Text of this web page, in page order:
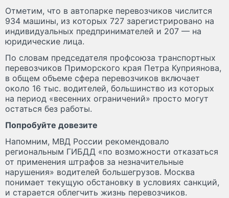
Отметим, что в автопарке перевозчиков числится
934 машины, из которых 727 зарегистрировано на
индивидуальных предпринимателей и 207 — на
юридические лица.
По словам председателя профсоюза транспортных
перевозчиков Приморского края Петра Куприянова,
в общем объеме сфера перевозчиков включает
около 16 тыс. водителей, большинство из которых
на период «весенних ограничений» просто могут
остаться без работы.
Попробуйте довезите
Напомним, МВД России рекомендовало
региональным ГИБДД «по возможности отказаться
от применения штрафов за незначительные
нарушения» водителей большегрузов. Москва
понимает текущую обстановку в условиях санкций,
и старается облегчить жизнь перевозчиков.